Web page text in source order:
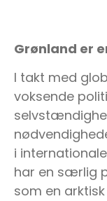
Grønland er
I takt med
voksende
i
har en særlig
som en